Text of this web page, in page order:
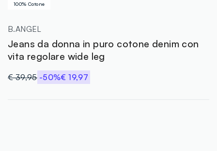
100% Cotone
B.ANGEL
Jeans da donna in puro cotone denim con
vita regolare wide leg
€ 39,95 -50%€ 19,97